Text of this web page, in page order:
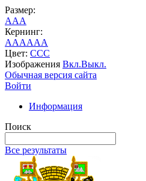
Размер:
AAA
Кернинг:
AAAAAA
Цвет: CCC
Изображения Вкл.Выкл.
Обычная версия сайта
Войти
Информация
Поиск
Все результаты